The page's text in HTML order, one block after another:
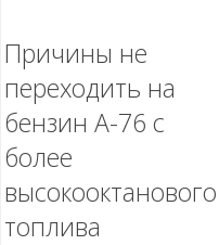
Причины не
переходить на
бензин А-76 с
более
высокооктанового
топлива